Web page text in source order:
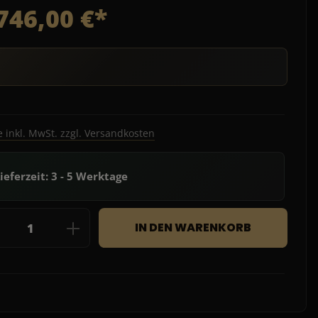
€*
inkl. MwSt. zzgl. Versandkosten
3 - 5 Werktage
Anzahl: Gib den gewünschten
IN DEN WARENKORB